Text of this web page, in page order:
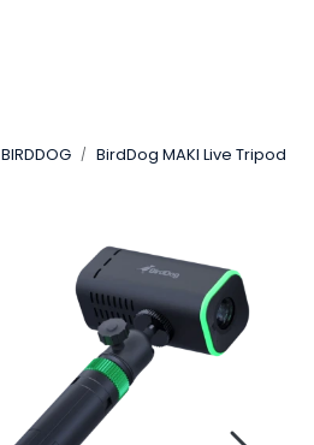
BIRDDOG BirdDog MAKI Live Tripod